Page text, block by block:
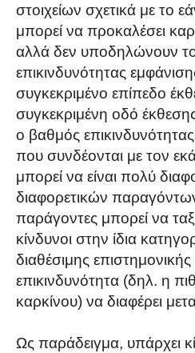
στοιχείων σχετικά με το
μπορεί να προκαλέσει
αλλά δεν υποδηλώνουν
επικινδυνότητας
συγκεκριμένο επίπεδο
συγκεκριμένη οδό
ο βαθμός
που συνδέονται με τον
μπορεί να είναι πολύ
διαφορετικών
παράγοντες μπορεί να
κίνδυνοι στην ίδια
διαθέσιμης
επικινδυνότητα (δηλ. η
καρκίνου) να διαφέρει
Ως παράδειγμα, υπάρχει